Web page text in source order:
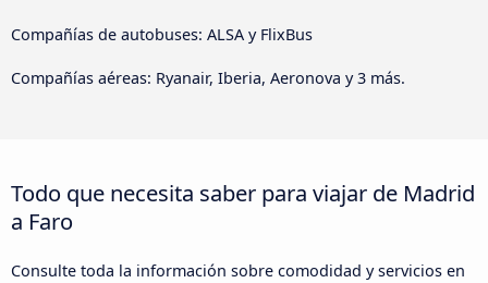
Compañías de autobuses: ALSA y FlixBus
Compañías aéreas: Ryanair, Iberia, Aeronova y 3 más.
Todo que necesita saber para viajar de Madrid
a Faro
Consulte toda la información sobre comodidad y servicios en